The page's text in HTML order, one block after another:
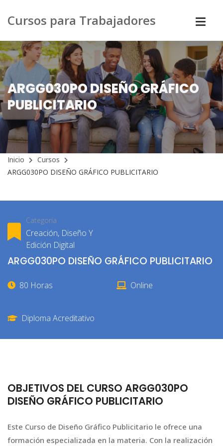
Cursos para Trabajadores
ARGG030PO DISEÑO GRÁFICO
PUBLICITARIO
Inicio
Cursos
ARGG030PO DISEÑO GRÁFICO PUBLICITARIO
Categoría
Creación, Diseño Y
Edición Digital
ARGG030PO DISEÑO GRÁFICO PUBLICITARIO
80 Horas Online
Diploma Acreditativo
OBJETIVOS DEL CURSO ARGG030PO
DISEÑO GRÁFICO PUBLICITARIO
Este Curso de Diseño Gráfico Publicitario le ofrece una
formación especializada en la materia. Con la realización